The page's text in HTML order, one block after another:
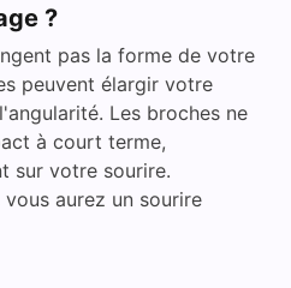
?
pas la forme de votre
peuvent élargir votre
Les broches ne
à court terme,
sur votre sourire.
aurez un sourire